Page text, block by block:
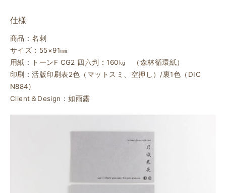
仕様
商品：名刺
サイズ：55×91㎜
用紙：トーンF CG2 四六判：160㎏ （森林循環紙）
印刷：活版印刷表2色（マットスミ、空押し）/裏1色（DIC
N884)
Client＆Design：如雨露